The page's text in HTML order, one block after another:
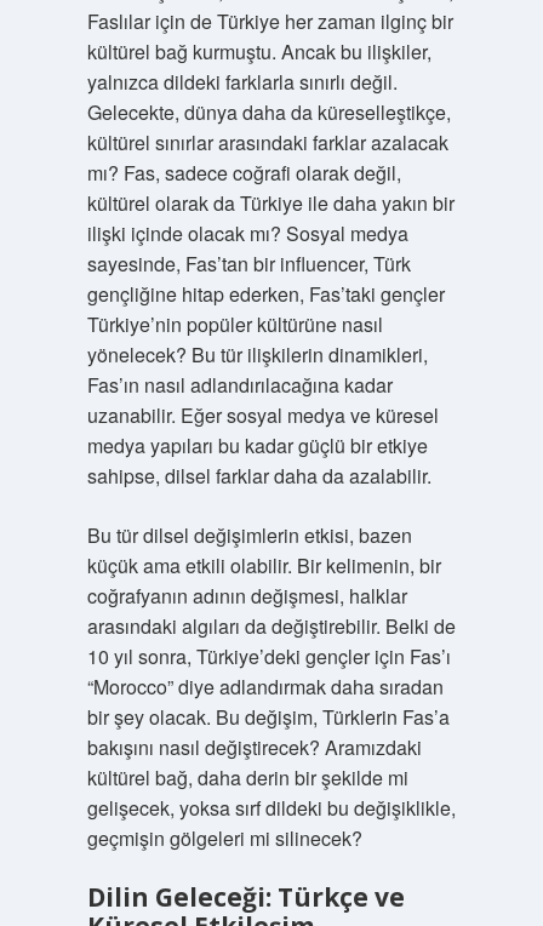
Faslılar için de Türkiye her zaman ilginç bir
kültürel bağ kurmuştu. Ancak bu ilişkiler,
yalnızca dildeki farklarla sınırlı değil.
Gelecekte, dünya daha da küreselleştikçe,
kültürel sınırlar arasındaki farklar azalacak
mı? Fas, sadece coğrafi olarak değil,
kültürel olarak da Türkiye ile daha yakın bir
ilişki içinde olacak mı? Sosyal medya
sayesinde, Fas’tan bir influencer, Türk
gençliğine hitap ederken, Fas’taki gençler
Türkiye’nin popüler kültürüne nasıl
yönelecek? Bu tür ilişkilerin dinamikleri,
Fas’ın nasıl adlandırılacağına kadar
uzanabilir. Eğer sosyal medya ve küresel
medya yapıları bu kadar güçlü bir etkiye
sahipse, dilsel farklar daha da azalabilir.
Bu tür dilsel değişimlerin etkisi, bazen
küçük ama etkili olabilir. Bir kelimenin, bir
coğrafyanın adının değişmesi, halklar
arasındaki algıları da değiştirebilir. Belki de
10 yıl sonra, Türkiye’deki gençler için Fas’ı
“Morocco” diye adlandırmak daha sıradan
bir şey olacak. Bu değişim, Türklerin Fas’a
bakışını nasıl değiştirecek? Aramızdaki
kültürel bağ, daha derin bir şekilde mi
gelişecek, yoksa sırf dildeki bu değişiklikle,
geçmişin gölgeleri mi silinecek?
Dilin Geleceği: Türkçe ve